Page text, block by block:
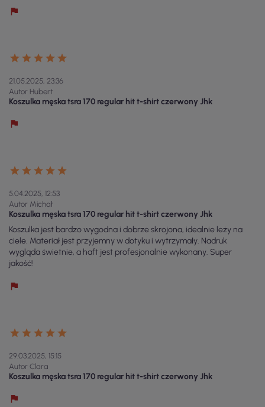
21.05.2025, 23:36
Autor Hubert
Koszulka męska tsra 170 regular hit t-shirt czerwony Jhk
5.04.2025, 12:53
Autor Michał
Koszulka męska tsra 170 regular hit t-shirt czerwony Jhk
Koszulka jest bardzo wygodna i dobrze skrojona, idealnie leży na
ciele. Materiał jest przyjemny w dotyku i wytrzymały. Nadruk
wygląda świetnie, a haft jest profesjonalnie wykonany. Super
jakość!
29.03.2025, 15:15
Autor Clara
Koszulka męska tsra 170 regular hit t-shirt czerwony Jhk